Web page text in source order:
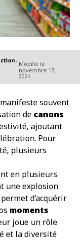
Modifié le
novembre 17,
2024
manifeste souvent
de canons
ajoutant
Pour
plusieurs
en plusieurs
une explosion
d’acquérir
moments
joue un rôle
et la diversité